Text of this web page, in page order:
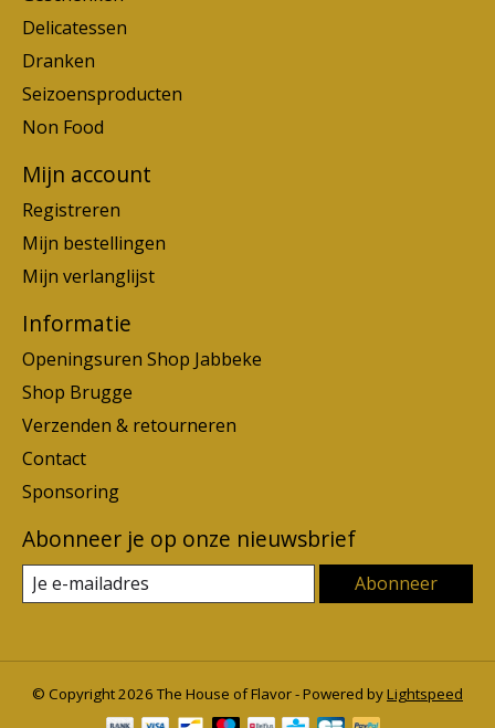
Delicatessen
Dranken
Seizoensproducten
Non Food
Mijn account
Registreren
Mijn bestellingen
Mijn verlanglijst
Informatie
Openingsuren Shop Jabbeke
Shop Brugge
Verzenden & retourneren
Contact
Sponsoring
Abonneer je op onze nieuwsbrief
Abonneer
© Copyright 2026 The House of Flavor - Powered byLightspeed